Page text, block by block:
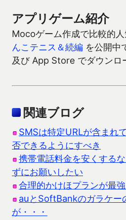
アプリゲーム紹介
Mocoゲーム作成で比較的
んこテニス＆続編 を公開中
及び App Store でダウンロ
関連ブログ
SMSは特定URLが含まれ
否できるようにすべき
携帯電話料金を安くする
ずにお願いしたい
合理的かけほプランが最
auとSoftBankのガラケー
が・・・